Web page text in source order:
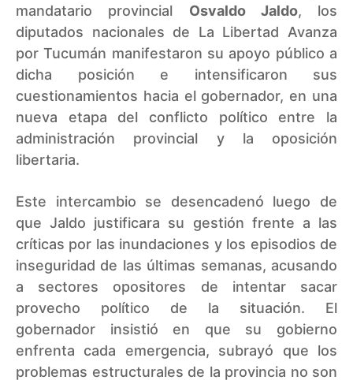
mandatario provincial Osvaldo Jaldo, los
diputados nacionales de La Libertad Avanza
por Tucumán manifestaron su apoyo público a
dicha posición e intensificaron sus
cuestionamientos hacia el gobernador, en una
nueva etapa del conflicto político entre la
administración provincial y la oposición
libertaria.
Este intercambio se desencadenó luego de
que Jaldo justificara su gestión frente a las
críticas por las inundaciones y los episodios de
inseguridad de las últimas semanas, acusando
a sectores opositores de intentar sacar
provecho político de la situación. El
gobernador insistió en que su gobierno
enfrenta cada emergencia, subrayó que los
problemas estructurales de la provincia no son